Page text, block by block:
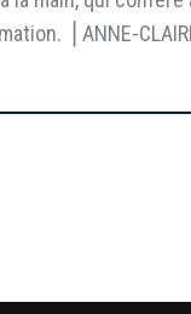
⎥ ANNE-